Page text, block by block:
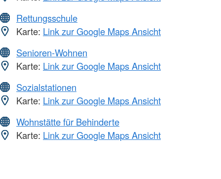
Rettungsschule
Karte: Link zur Google Maps Ansicht
Senioren-Wohnen
Karte: Link zur Google Maps Ansicht
Sozialstationen
Karte: Link zur Google Maps Ansicht
Wohnstätte für Behinderte
Karte: Link zur Google Maps Ansicht